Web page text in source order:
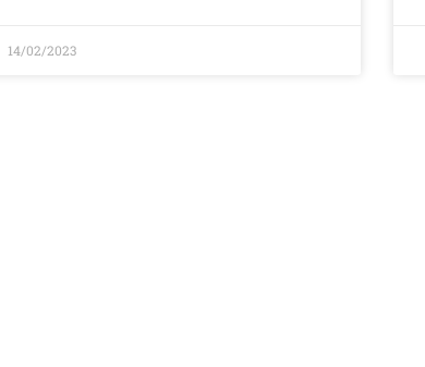
14/02/2023